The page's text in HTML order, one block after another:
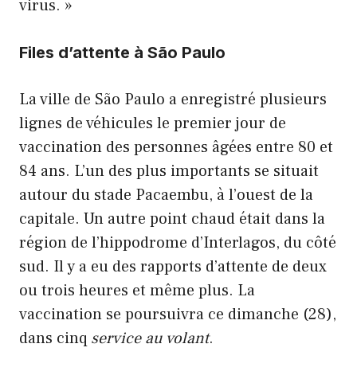
virus. »
Files d’attente à São Paulo
La ville de São Paulo a enregistré plusieurs
lignes de véhicules le premier jour de
vaccination des personnes âgées entre 80 et
84 ans. L’un des plus importants se situait
autour du stade Pacaembu, à l’ouest de la
capitale. Un autre point chaud était dans la
région de l’hippodrome d’Interlagos, du côté
sud. Il y a eu des rapports d’attente de deux
ou trois heures et même plus. La
vaccination se poursuivra ce dimanche (28),
dans cinq service au volant.